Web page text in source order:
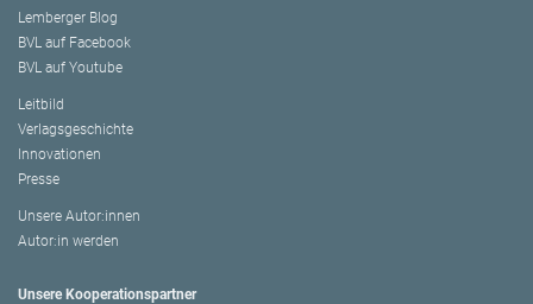
Lemberger Blog
BVL auf Facebook
BVL auf Youtube
Leitbild
Verlagsgeschichte
Innovationen
Presse
Unsere Autor:innen
Autor:in werden
Unsere Kooperationspartner